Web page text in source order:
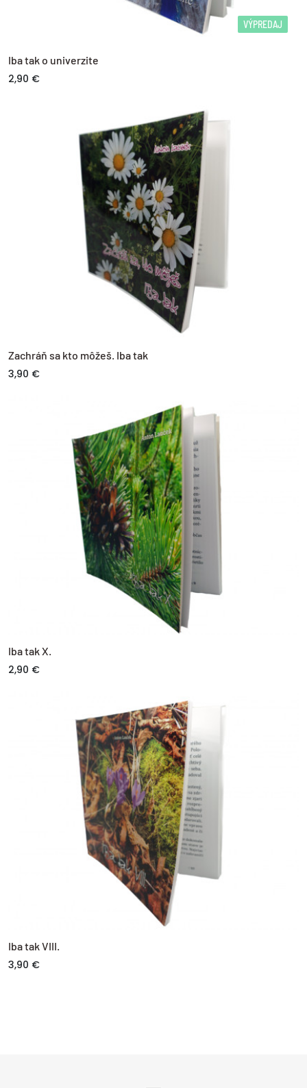
VÝPREDAJ
Iba tak o univerzite
2,90 €
Zachráň sa kto môžeš. Iba tak
3,90 €
Iba tak X.
2,90 €
Iba tak VIII.
3,90 €